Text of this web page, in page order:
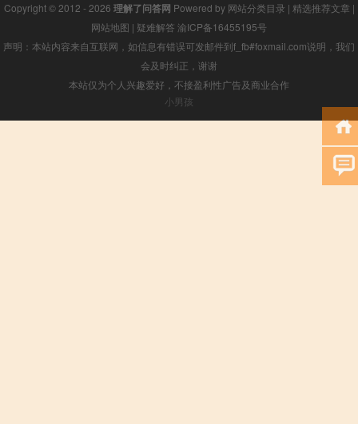
Copyright © 2012 - 2026 理解了问答网 Powered by 网站分类目录 | 精选推荐文章 |
网站地图 | 疑难解答 渝ICP备16455195号
声明：本站内容来自互联网，如信息有错误可发邮件到f_fb#foxmail.com说明，我们
会及时纠正，谢谢
本站仅为个人兴趣爱好，不接盈利性广告及商业合作
小男孩